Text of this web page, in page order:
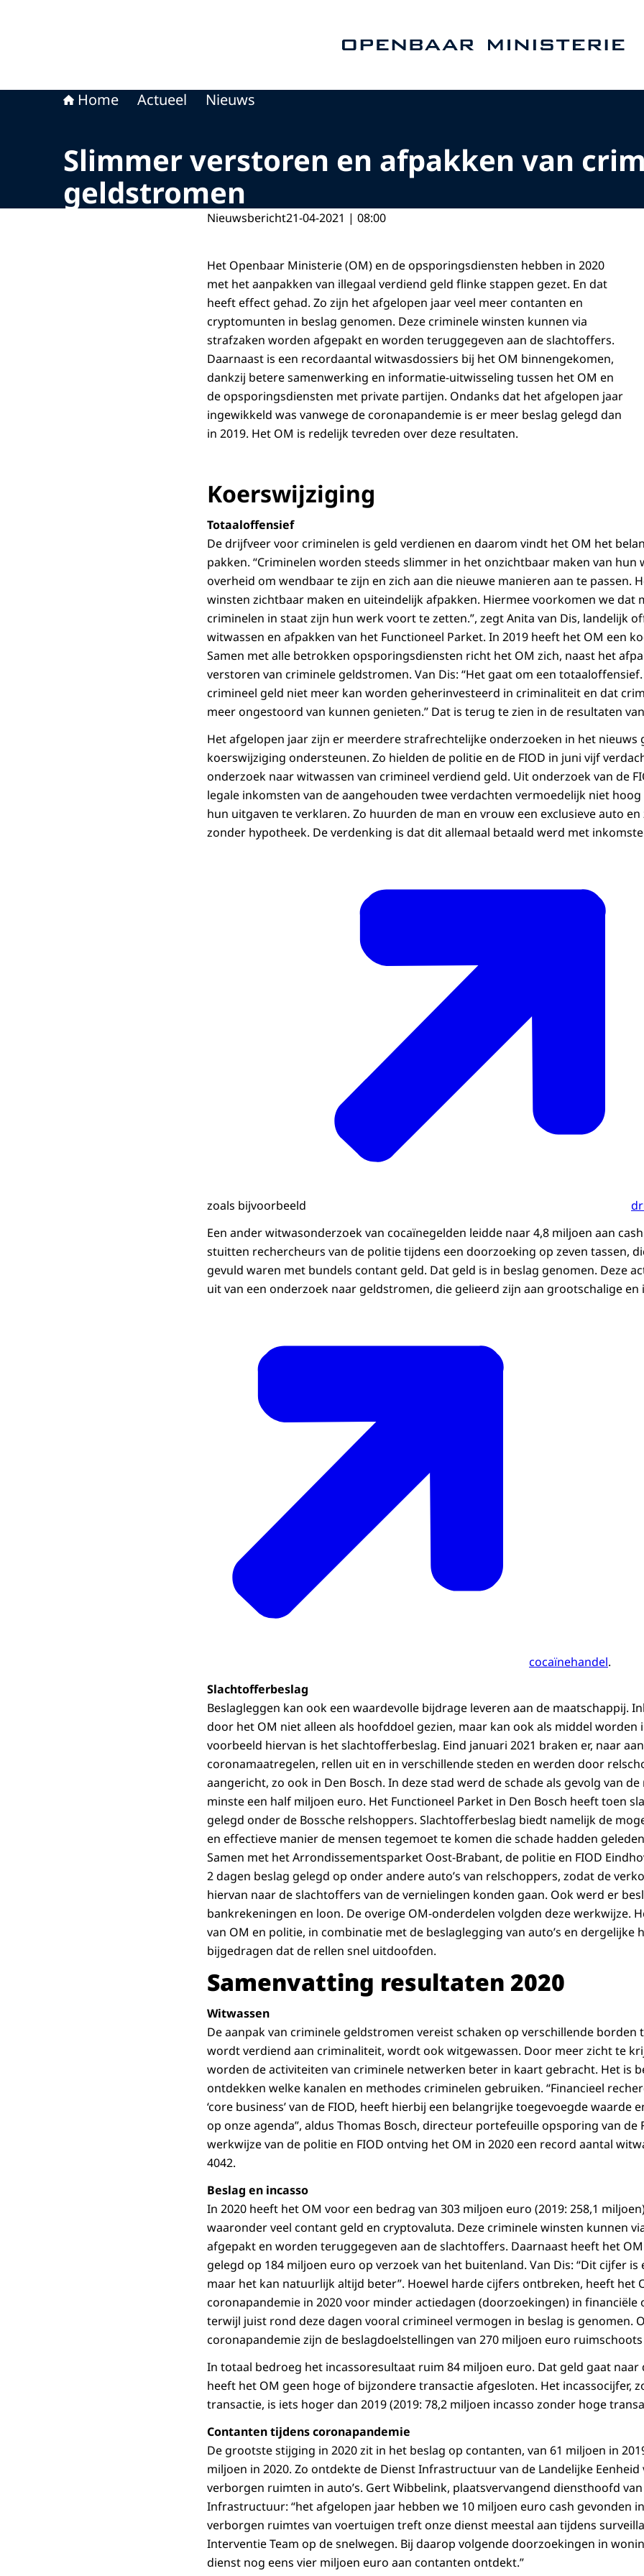
Home Actueel Nieuws
Slimmer verstoren en afpakken van
geldstromen
Nieuwsbericht21-04-2021 | 08:00
Het Openbaar Ministerie (OM) en de opsporingsdiensten hebben in 2020
met het aanpakken van illegaal verdiend geld flinke stappen gezet. En dat
heeft effect gehad. Zo zijn het afgelopen jaar veel meer contanten en
cryptomunten in beslag genomen. Deze criminele winsten kunnen via
strafzaken worden afgepakt en worden teruggegeven aan de slachtoffers.
Daarnaast is een recordaantal witwasdossiers bij het OM binnengekomen,
dankzij betere samenwerking en informatie-uitwisseling tussen het OM en
de opsporingsdiensten met private partijen. Ondanks dat het afgelopen jaar
ingewikkeld was vanwege de coronapandemie is er meer beslag gelegd dan
in 2019. Het OM is redelijk tevreden over deze resultaten.
Koerswijziging
Totaaloffensief
De drijfveer voor criminelen is geld verdienen en daarom vindt het OM het
pakken. “Criminelen worden steeds slimmer in het onzichtbaar maken van hun
overheid om wendbaar te zijn en zich aan die nieuwe manieren aan te passen.
winsten zichtbaar maken en uiteindelijk afpakken. Hiermee voorkomen we dat
criminelen in staat zijn hun werk voort te zetten.”, zegt Anita van Dis, landelijk
witwassen en afpakken van het Functioneel Parket. In 2019 heeft het OM een
Samen met alle betrokken opsporingsdiensten richt het OM zich, naast het
verstoren van criminele geldstromen. Van Dis: “Het gaat om een
crimineel geld niet meer kan worden geherinvesteerd in criminaliteit en dat
meer ongestoord van kunnen genieten.” Dat is terug te zien in de resultaten
Het afgelopen jaar zijn er meerdere strafrechtelijke onderzoeken in het nieuws
koerswijziging ondersteunen. Zo hielden de politie en de FIOD in juni vijf
onderzoek naar witwassen van crimineel verdiend geld. Uit onderzoek van de
legale inkomsten van de aangehouden twee verdachten vermoedelijk niet
hun uitgaven te verklaren. Zo huurden de man en vrouw een exclusieve auto
zonder hypotheek. De verdenking is dat dit allemaal betaald werd met
zoals bijvoorbeeld
Een ander witwasonderzoek van cocaïnegelden leidde naar 4,8 miljoen aan
stuitten rechercheurs van de politie tijdens een doorzoeking op zeven tassen,
gevuld waren met bundels contant geld. Dat geld is in beslag genomen. Deze
uit van een onderzoek naar geldstromen, die gelieerd zijn aan grootschalige
cocaïnehandel.
Slachtofferbeslag
Beslagleggen kan ook een waardevolle bijdrage leveren aan de maatschappij.
door het OM niet alleen als hoofddoel gezien, maar kan ook als middel worden
voorbeeld hiervan is het slachtofferbeslag. Eind januari 2021 braken er, naar
coronamaatregelen, rellen uit en in verschillende steden en werden door
aangericht, zo ook in Den Bosch. In deze stad werd de schade als gevolg van
minste een half miljoen euro. Het Functioneel Parket in Den Bosch heeft toen
gelegd onder de Bossche relshoppers. Slachtofferbeslag biedt namelijk de
en effectieve manier de mensen tegemoet te komen die schade hadden
Samen met het Arrondissementsparket Oost-Brabant, de politie en FIOD
2 dagen beslag gelegd op onder andere auto’s van relschoppers, zodat de
hiervan naar de slachtoffers van de vernielingen konden gaan. Ook werd er
bankrekeningen en loon. De overige OM-onderdelen volgden deze werkwijze.
van OM en politie, in combinatie met de beslaglegging van auto’s en dergelijke
bijgedragen dat de rellen snel uitdoofden.
Samenvatting resultaten 2020
Witwassen
De aanpak van criminele geldstromen vereist schaken op verschillende borden
wordt verdiend aan criminaliteit, wordt ook witgewassen. Door meer zicht te
worden de activiteiten van criminele netwerken beter in kaart gebracht. Het is
ontdekken welke kanalen en methodes criminelen gebruiken. “Financieel
‘core business’ van de FIOD, heeft hierbij een belangrijke toegevoegde waarde
op onze agenda”, aldus Thomas Bosch, directeur portefeuille opsporing van de
werkwijze van de politie en FIOD ontving het OM in 2020 een record aantal
4042.
Beslag en incasso
In 2020 heeft het OM voor een bedrag van 303 miljoen euro (2019: 258,1
waaronder veel contant geld en cryptovaluta. Deze criminele winsten kunnen
afgepakt en worden teruggegeven aan de slachtoffers. Daarnaast heeft het
gelegd op 184 miljoen euro op verzoek van het buitenland. Van Dis: “Dit cijfer is
maar het kan natuurlijk altijd beter”. Hoewel harde cijfers ontbreken, heeft het
coronapandemie in 2020 voor minder actiedagen (doorzoekingen) in financiële
terwijl juist rond deze dagen vooral crimineel vermogen in beslag is genomen.
coronapandemie zijn de beslagdoelstellingen van 270 miljoen euro
In totaal bedroeg het incassoresultaat ruim 84 miljoen euro. Dat geld gaat naar
heeft het OM geen hoge of bijzondere transactie afgesloten. Het incassocijfer,
transactie, is iets hoger dan 2019 (2019: 78,2 miljoen incasso zonder hoge
Contanten tijdens coronapandemie
De grootste stijging in 2020 zit in het beslag op contanten, van 61 miljoen in
miljoen in 2020. Zo ontdekte de Dienst Infrastructuur van de Landelijke Eenheid
verborgen ruimten in auto’s. Gert Wibbelink, plaatsvervangend diensthoofd
Infrastructuur: “het afgelopen jaar hebben we 10 miljoen euro cash gevonden
verborgen ruimtes van voertuigen treft onze dienst meestal aan tijdens
Interventie Team op de snelwegen. Bij daarop volgende doorzoekingen in
dienst nog eens vier miljoen euro aan contanten ontdekt.”